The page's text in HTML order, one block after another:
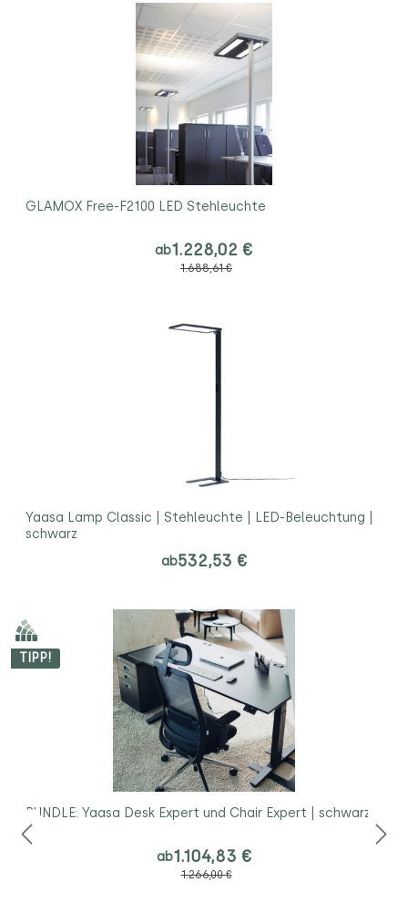
GLAMOX Free-F2100 LED Stehleuchte
ab1.228,02 €
1.688,61 €
Yaasa Lamp Classic | Stehleuchte | LED-Beleuchtung |
schwarz
ab532,53 €
TIPP!
BUNDLE: Yaasa Desk Expert und Chair Expert | schwarz
ab1.104,83 €
1.266,00 €